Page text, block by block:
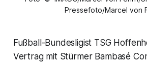
Pressefoto/Marcel von
Fußball-Bundesligist TSG
Vertrag mit Stürmer Bambasé